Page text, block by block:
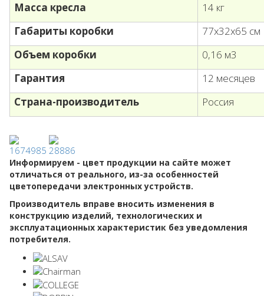
Масса кресла
14 кг
Габариты коробки
77х32х65 см
Объем коробки
0,16 м3
Гарантия
12 месяцев
Страна-производитель
Россия
Информируем - цвет продукции на сайте может
отличаться от реального, из-за особенностей
цветопередачи электронных устройств.
Производитель вправе вносить изменения в
конструкцию изделий, технологических и
эксплуатационных характеристик без уведомления
потребителя.